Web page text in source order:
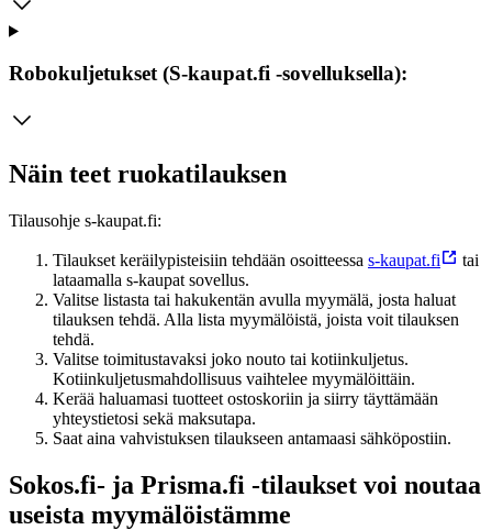
Robokuljetukset (S-kaupat.fi -sovelluksella):
Näin teet ruokatilauksen
Tilausohje s-kaupat.fi:
Tilaukset keräilypisteisiin tehdään osoitteessa s-kaupat.fi
tai
lataamalla s-kaupat sovellus.
Valitse listasta tai hakukentän avulla myymälä, josta haluat
tilauksen tehdä. Alla lista myymälöistä, joista voit tilauksen
tehdä.
Valitse toimitustavaksi joko nouto tai kotiinkuljetus.
Kotiinkuljetusmahdollisuus vaihtelee myymälöittäin.
Kerää haluamasi tuotteet ostoskoriin ja siirry täyttämään
yhteystietosi sekä maksutapa.
Saat aina vahvistuksen tilaukseen antamaasi sähköpostiin.
Sokos.fi- ja Prisma.fi -tilaukset voi noutaa
useista myymälöistämme